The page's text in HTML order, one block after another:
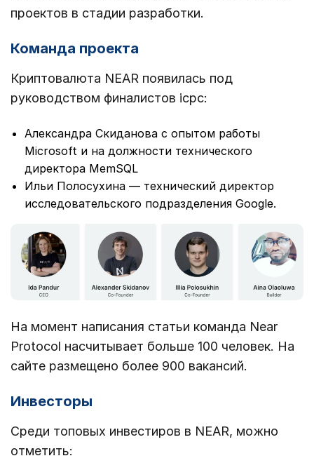
проектов в стадии разработки.
Команда проекта
Криптовалюта NEAR появилась под
руководством финалистов icpc:
Александра Скиданова с опытом работы
Microsoft и на должности технического
директора MemSQL
Ильи Полосухина — технический директор
исследовательского подразделения Google.
На момент написания статьи команда Near
Protocol насчитывает больше 100 человек. На
сайте размещено более 900 вакансий.
Инвесторы
Среди топовых инвестиров в NEAR, можно
отметить: